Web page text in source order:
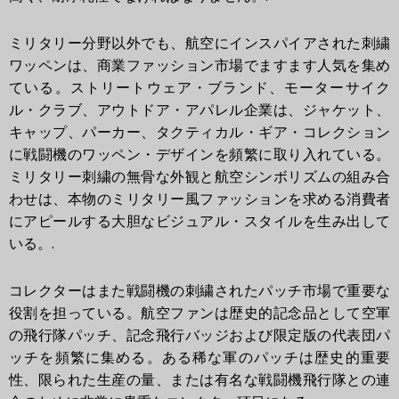
ミリタリー分野以外でも、航空にインスパイアされた刺繍
ワッペンは、商業ファッション市場でますます人気を集め
ている。ストリートウェア・ブランド、モーターサイク
ル・クラブ、アウトドア・アパレル企業は、ジャケット、
キャップ、パーカー、タクティカル・ギア・コレクション
に戦闘機のワッペン・デザインを頻繁に取り入れている。
ミリタリー刺繍の無骨な外観と航空シンボリズムの組み合
わせは、本物のミリタリー風ファッションを求める消費者
にアピールする大胆なビジュアル・スタイルを生み出して
いる。.
コレクターはまた戦闘機の刺繍されたパッチ市場で重要な
役割を担っている。航空ファンは歴史的記念品として空軍
の飛行隊パッチ、記念飛行バッジおよび限定版の代表団パ
ッチを頻繁に集める。ある稀な軍のパッチは歴史的重要
性、限られた生産の量、または有名な戦闘機飛行隊との連